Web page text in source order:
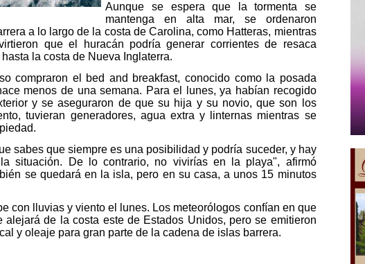
Aunque se espera que la tormenta se
mantenga en alta mar, se ordenaron
a lo largo de la costa de Carolina, como Hatteras, mientras
que el huracán podría generar corrientes de resaca
la costa de Nueva Inglaterra.
compraron el bed and breakfast, conocido como la posada
menos de una semana. Para el lunes, ya habían recogido
y se aseguraron de que su hija y su novio, que son los
tuvieran generadores, agua extra y linternas mientras se
sabes que siempre es una posibilidad y podría suceder, y hay
situación. De lo contrario, no vivirías en la playa", afirmó
se quedará en la isla, pero en su casa, a unos 15 minutos
con lluvias y viento el lunes. Los meteorólogos confían en que
alejará de la costa este de Estados Unidos, pero se emitieron
y oleaje para gran parte de la cadena de islas barrera.